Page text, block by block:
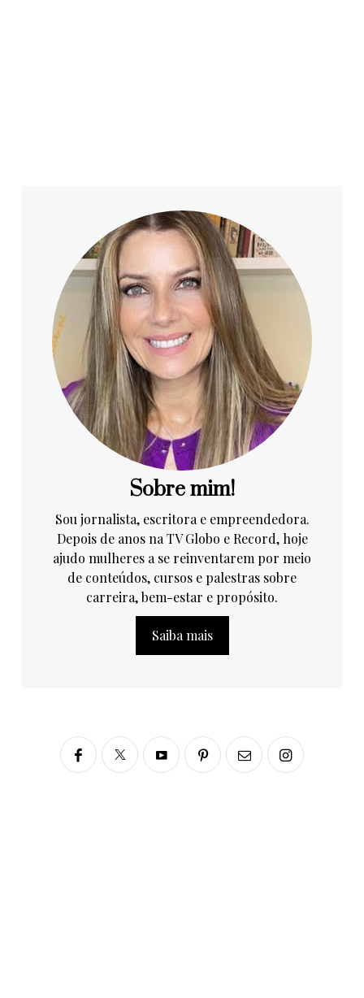
Sobre mim!
Sou jornalista, escritora e empreendedora.
Depois de anos na TV Globo e Record, hoje
ajudo mulheres a se reinventarem por meio
de conteúdos, cursos e palestras sobre
carreira, bem-estar e propósito.
Saiba mais